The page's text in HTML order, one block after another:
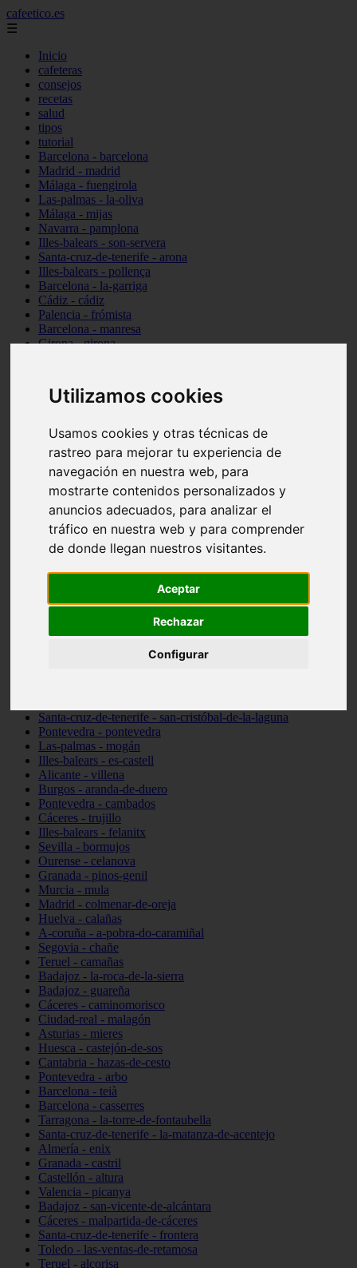
Utilizamos cookies
Usamos cookies y otras técnicas de
rastreo para mejorar tu experiencia de
navegación en nuestra web, para
mostrarte contenidos personalizados y
anuncios adecuados, para analizar el
tráfico en nuestra web y para comprender
de donde llegan nuestros visitantes.
Aceptar
Rechazar
Configurar
cafeetico.es
☰
Inicio
cafeteras
consejos
recetas
salud
tipos
tutorial
Barcelona - barcelona
Madrid - madrid
Málaga - fuengirola
Las-palmas - la-oliva
Málaga - mijas
Navarra - pamplona
Illes-balears - son-servera
Santa-cruz-de-tenerife - arona
Illes-balears - pollença
Barcelona - la-garriga
Cádiz - cádiz
Palencia - frómista
Barcelona - manresa
Girona - girona
Valencia - valencia
Málaga - nerja
A-coruña - santiago-de-compostela
Tarragona - tarragona
Asturias - gijón
Girona - figueres
Madrid - leganés
Almería - roquetas-de-mar
Girona - tossa-de-mar
Barcelona - sant-cugat-del-vallès
Alicante - l39alfàs-del-pi
Barcelona - vilanova-i-la-geltrú
Illes-balears - alcúdia
Illes-balears - sant-antoni-de-portmany
Santa-cruz-de-tenerife - san-cristóbal-de-la-laguna
Pontevedra - pontevedra
Las-palmas - mogán
Illes-balears - es-castell
Alicante - villena
Burgos - aranda-de-duero
Pontevedra - cambados
Cáceres - trujillo
Illes-balears - felanitx
Sevilla - bormujos
Ourense - celanova
Granada - pinos-genil
Murcia - mula
Madrid - colmenar-de-oreja
Huelva - calañas
A-coruña - a-pobra-do-caramiñal
Segovia - chañe
Teruel - camañas
Badajoz - la-roca-de-la-sierra
Badajoz - guareña
Cáceres - caminomorisco
Ciudad-real - malagón
Asturias - mieres
Huesca - castejón-de-sos
Cantabria - hazas-de-cesto
Pontevedra - arbo
Barcelona - teià
Barcelona - casserres
Tarragona - la-torre-de-fontaubella
Santa-cruz-de-tenerife - la-matanza-de-acentejo
Almería - enix
Granada - castril
Castellón - altura
Valencia - picanya
Badajoz - san-vicente-de-alcántara
Cáceres - malpartida-de-cáceres
Santa-cruz-de-tenerife - frontera
Toledo - las-ventas-de-retamosa
Teruel - alcorisa